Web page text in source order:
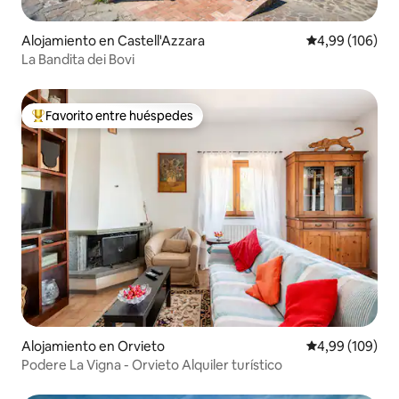
Alojamiento en Castell'Azzara Calificación
4,99 (106)
La Bandita dei Bovi
Favorito entre los huéspedes más destacados
Favorito entre huéspedes
Alojamiento en Orvieto Calificación
4,99 (109)
Podere La Vigna - Orvieto Alquiler turístico